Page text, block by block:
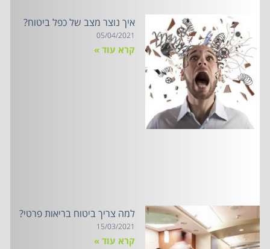
איך נוצר מצב של כפל ביטוח?
05/04/2021
קרא עוד »
למה צריך ביטוח בריאות פרטי?
15/03/2021
קרא עוד »